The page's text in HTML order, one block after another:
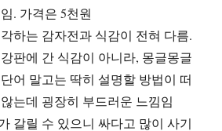
. 가격은 5천원
하는 감자전과 식감이 전혀 다름.
판에 간 식감이 아니라, 몽글몽글
어 말고는 딱히 설명할 방법이 떠
는데 굉장히 부드러운 느낌임
갈릴 수 있으니 싸다고 많이 사기